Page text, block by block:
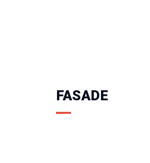
FASADE